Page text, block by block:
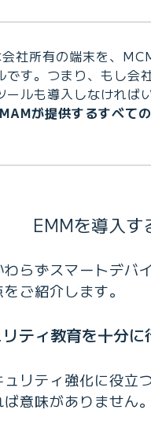
社所有の端末を、
です。つまり、もし会
ールも導入しなければ
が提供するすべて
EMMを導入す
らずスマートデバ
ご紹介します。
ティ教育を十分に
リティ強化に役立
意味がありません。